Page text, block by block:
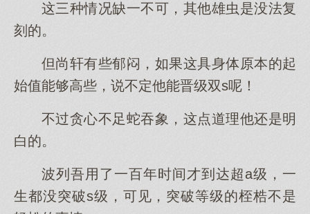
这三种情况缺一不可，其他雄虫是没法复
刻的。
但尚轩有些郁闷，如果这具身体原本的起
始值能够高些，说不定他能晋级双s呢！
不过贪心不足蛇吞象，这点道理他还是明
白的。
波列吾用了一百年时间才到达超a级，一
生都没突破s级，可见，突破等级的桎梏不是